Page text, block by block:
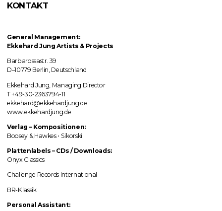
KONTAKT
General Management:
Ekkehard Jung Artists & Projects
Barbarossastr. 39
D–10779 Berlin, Deutschland
Ekkehard Jung, Managing Director
T +49-30-2363794-11
ekkehard@ekkehardjung.de
www.ekkehardjung.de
Verlag –Kompositionen:
Boosey & Hawkes • Sikorski
Plattenlabels– CDs / Downloads:
Onyx Classics
Challenge Records International
BR-Klassik
Personal Assistant: